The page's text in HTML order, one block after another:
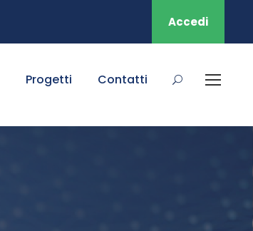
Accedi
Progetti Contatti